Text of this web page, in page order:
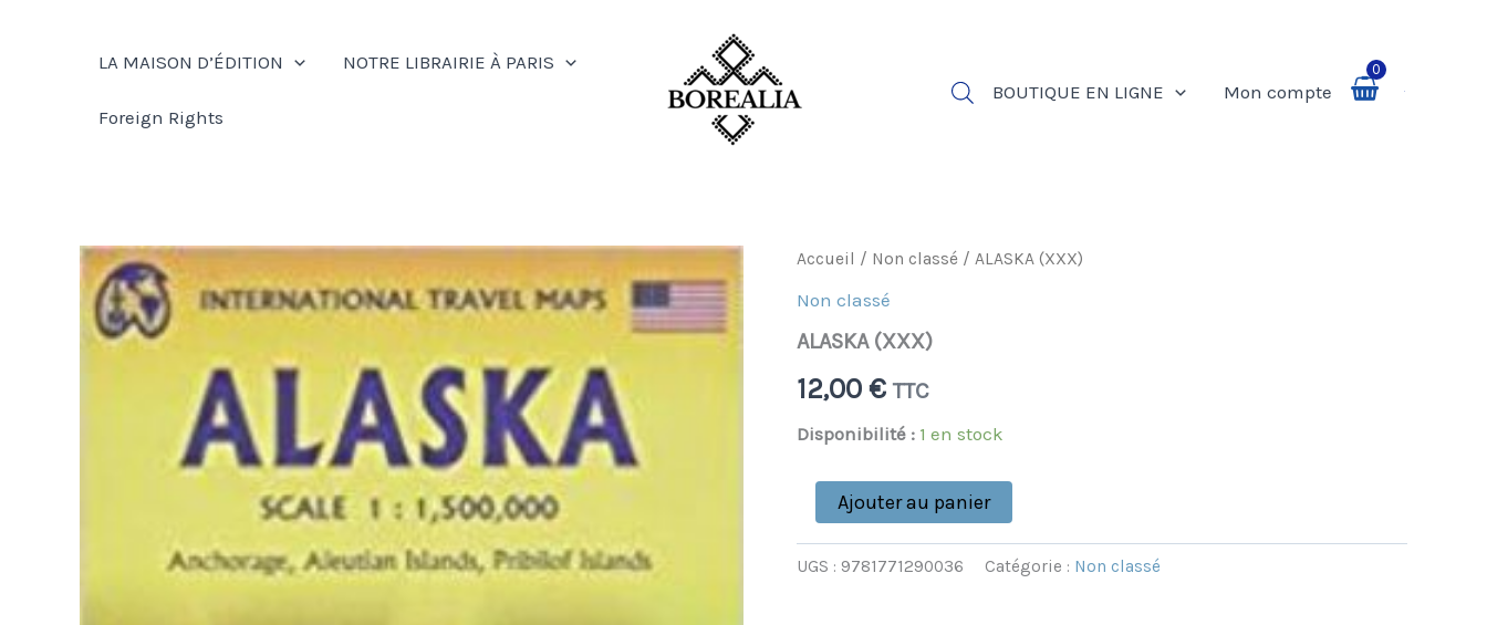
LA MAISON D’ÉDITION NOTRE LIBRAIRIE À PARIS
Foreign Rights
BOUTIQUE EN LIGNE Mon compte
0
Accueil / Non classé / ALASKA (XXX)
Non classé
ALASKA (XXX)
12,00 € TTC
Disponibilité : 1 en stock
quantité
ALASKA
Ajouter au panier
UGS : 9781771290036 Catégorie : Non classé